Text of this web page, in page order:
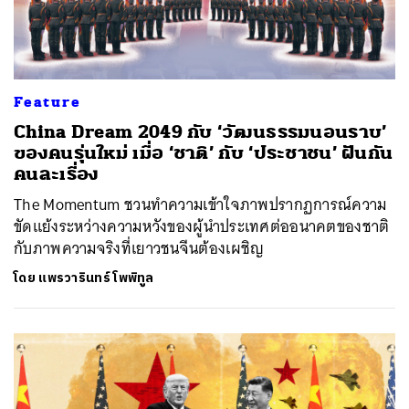
Feature
China Dream 2049 กับ ‘วัฒนธรรมนอนราบ’
ของคนรุ่นใหม่ เมื่อ ‘ชาติ’ กับ ‘ประชาชน’ ฝันกัน
คนละเรื่อง
The Momentum ชวนทำความเข้าใจภาพปรากฏการณ์ความ
ขัดแย้งระหว่างความหวังของผู้นำประเทศต่ออนาคตของชาติ
กับภาพความจริงที่เยาวชนจีนต้องเผชิญ
โดย แพรวารินทร์ โพพิทูล